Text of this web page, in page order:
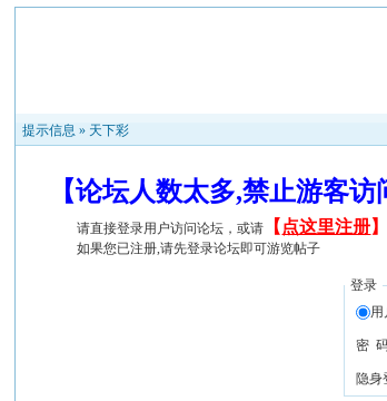
提示信息 » 天下彩
【论坛人数太多,禁止游客
请直接登录用户访问论坛，或请 【 点这里注册】
如果您已注册,请先登录论坛即可游览帖子
登录
用
密
隐身